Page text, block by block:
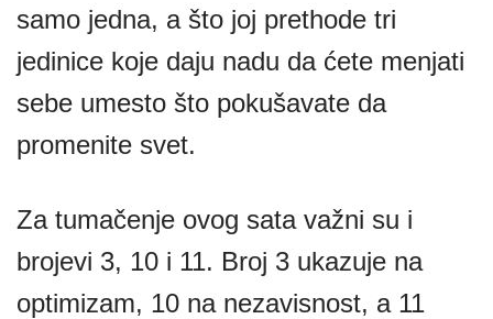
samo jedna, a što joj prethode tri
jedinice koje daju nadu da ćete menjati
sebe umesto što pokušavate da
promenite svet.
Za tumačenje ovog sata važni su i
brojevi 3, 10 i 11. Broj 3 ukazuje na
optimizam, 10 na nezavisnost, a 11